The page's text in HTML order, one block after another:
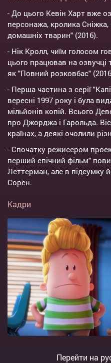
- До цього Кевін Харт вже
персонажа, кролика
домашніх тварин" (2016).
- Нік Кролл, чиїм голосом
цього працював на озвучці
як "Повний розковбас"
- Перша частина з серії
вересні 1997 року і була
мільйонів копій. Всього
про Джорджа і Гарольда.
країнах, а деякі очолили
- Спочатку режисером
перший епічний фільм"
Леттерман, але в підсумку
Сорен.
Кадри
Перейти на